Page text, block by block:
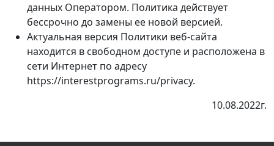
данных Оператором. Политика действует
бессрочно до замены ее новой версией.
Актуальная версия Политики веб-сайта
находится в свободном доступе и расположена в
сети Интернет по адресу
https://interestprograms.ru/privacy.
10.08.2022г.